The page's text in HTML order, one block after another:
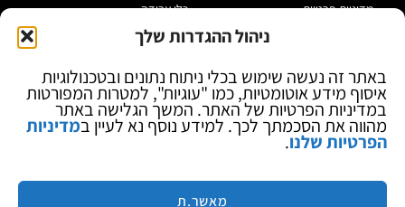
ניהול ההגדרות שלך
באתר זה נעשה שימוש בכלי ניתוח נתונים ובטכנולוגיות
איסוף מידע אוטומטיות, כמו "עוגיות", למטרות המפורטות
במדיניות הפרטיות של האתר. המשך הגלישה באתר
מהווה את הסכמתך לכך. למידע נוסף נא לעיין במדיניות
הפרטיות שלנו.
מאשר.ת
מדיניות פרטיות
בלוג
כלי עבודה
מוצרי הלחמה
ספקי כח ומודדים
ציוד אופטי להגדלה
מותגים